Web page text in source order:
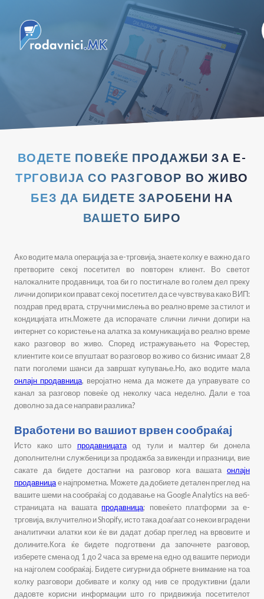
ВОДЕТЕ ПОВЕЌЕ ПРОДАЖБИ ЗА Е-
ТРГОВИЈА СО РАЗГОВОР ВО ЖИВО
БЕЗ ДА БИДЕТЕ ЗАРОБЕНИ НА
ВАШЕТО БИРО
Ако водите мала операција за е-трговија, знаете колку е важно да го
претворите секој посетител во повторен клиент. Во светот
налокалните продавници, тоа би го постигнале во голем дел преку
лични допири кои прават секој посетител да се чувствува како ВИП:
поздрав пред врата, стручни мислења во реално време за стилот и
кондицијата итн.Можете да испорачате слични лични допири на
интернет со користење на алатка за комуникација во реално време
како разговор во живо. Според истражувањето на Форестер,
клиентите кои се впуштаат во разговор во живо со бизнис имаат 2,8
пати поголеми шанси да завршат купување.Но, ако водите мала
онлајн продавница, веројатно нема да можете да управувате со
канал за разговор повеќе од неколку часа неделно. Дали е тоа
доволно за да се направи разлика?
Вработени во вашиот врвен сообраќај
Исто како што продавницатаод тули и малтер би донела
дополнителни службеници за продажба за викенди и празници, вие
сакате да бидете достапни на разговор кога вашата онлајн
продавницае најпрометна. Можете да добиете детален преглед на
вашите шеми на сообраќај со додавање на Google Analytics на веб-
страницата на вашатапродавница; повеќето платформи за е-
трговија, вклучително и Shopify, исто така доаѓаат со некои вградени
аналитички алатки кои ќе ви дадат добар преглед на врвовите и
долините.Кога ќе бидете подготвени да започнете разговор,
изберете смена од 1 до 2 часа за време на едно од вашите периоди
на најголем сообраќај. Бидете сигурни да обрнете внимание на тоа
колку разговори добивате и колку од нив се продуктивни (дали
дадовте корисни информации што го придвижија посетителот